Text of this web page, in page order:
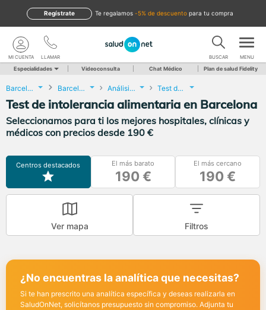
te regalamos -5% de descuento para tu compra
Regístrate
LLAMAR
MI CUENTA BUSCAR MENU
Especialidades Videoconsulta Chat Médico Plan de salud Fidelity
Barcelona Barcelona Análisis Clínicos Test de intolerancia alimentaria
Test de intolerancia alimentaria en Barcelona
Seleccionamos para ti los mejores hospitales, clínicas y
médicos con precios desde 190 €
Centros destacados El más barato
190 €
El más cercano
190 €
Ver mapa Filtros
¿No encuentras la analítica que necesitas?
Si te han prescrito una analítica específica y deseas realizarla en
SaludOnNet, solicítanos presupuesto sin compromiso. Adjunta tu